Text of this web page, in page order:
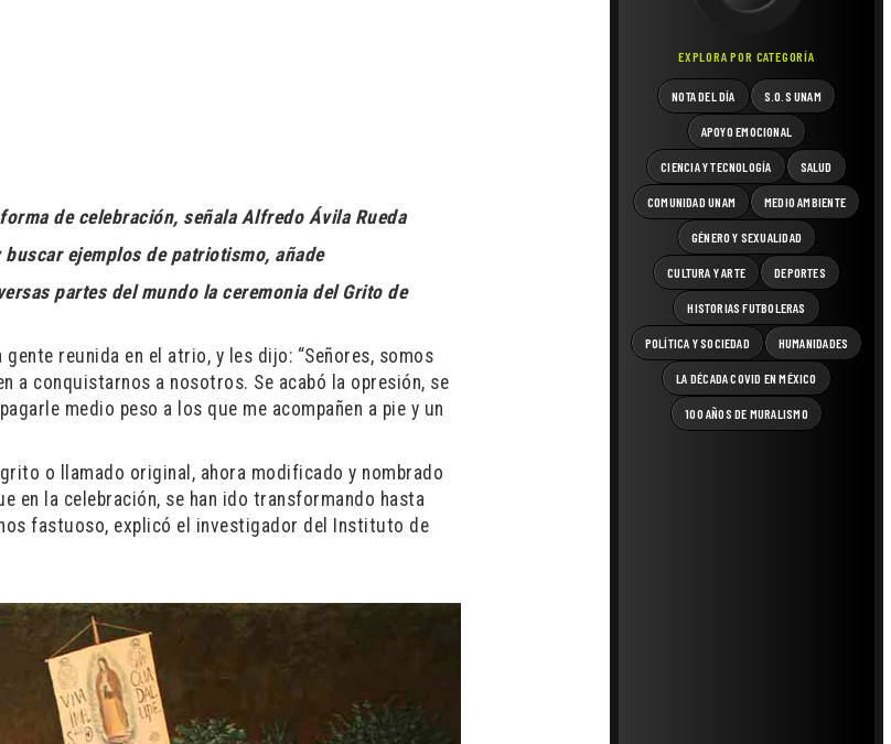
EXPLORA POR CATEGORÍA
NOTA DEL DÍA S.O.S UNAM
APOYO EMOCIONAL
CIENCIA Y TECNOLOGÍA SALUD
COMUNIDAD UNAM MEDIO AMBIENTE
GÉNERO Y SEXUALIDAD
CULTURA Y ARTE DEPORTES
HISTORIAS FUTBOLERAS
POLÍTICA Y SOCIEDAD HUMANIDADES
LA DÉCADA COVID EN MÉXICO
100 AÑOS DE MURALISMO
de celebración, señala Alfredo Ávila Rueda
ejemplos de patriotismo, añade
partes del mundo la ceremonia del Grito de
reunida en el atrio, y les dijo: “Señores, somos
a conquistarnos a nosotros. Se acabó la opresión, se
medio peso a los que me acompañen a pie y un
o llamado original, ahora modificado y nombrado
en la celebración, se han ido transformando hasta
fastuoso, explicó el investigador del Instituto de